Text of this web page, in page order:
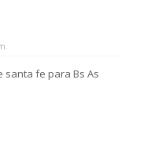
santa fe para Bs As